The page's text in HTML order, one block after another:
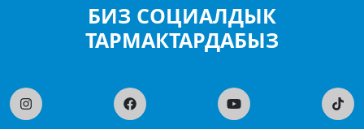
БИЗ СОЦИАЛДЫК
ТАРМАКТАРДАБЫЗ